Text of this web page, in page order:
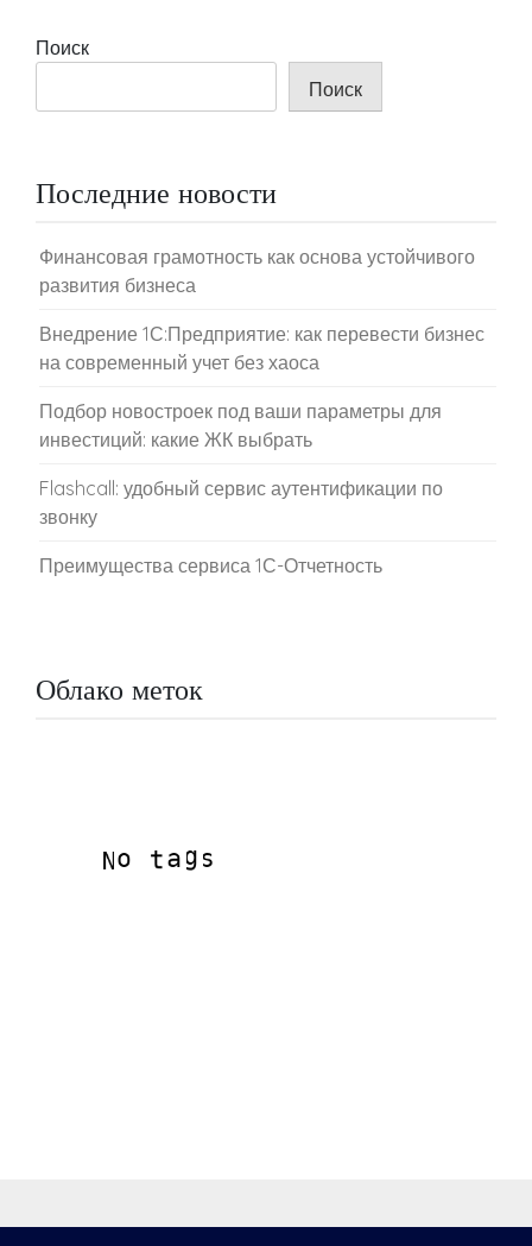
Поиск
Поиск
Последние новости
Финансовая грамотность как основа устойчивого
развития бизнеса
Внедрение 1С:Предприятие: как перевести бизнес
на современный учет без хаоса
Подбор новостроек под ваши параметры для
инвестиций: какие ЖК выбрать
Flashcall: удобный сервис аутентификации по
звонку
Преимущества сервиса 1С-Отчетность
Облако меток